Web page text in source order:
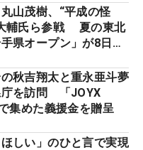
タ！】
山茂樹、“平成の怪
輔氏ら参戦 夏の東北
県オープン」が8日開
秋吉翔太と重永亜斗夢
庁を訪問 「JOYX
集めた義援金を贈呈
ほしい」のひと言で実現